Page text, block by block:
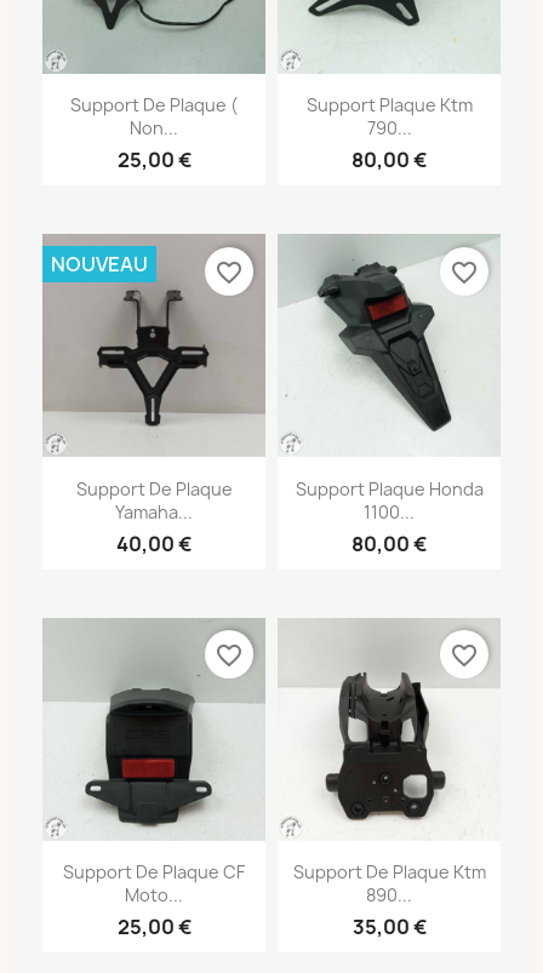
Support De Plaque (
Non...
25,00 €
Support Plaque Ktm
790...
80,00 €
Support De Plaque
Yamaha...
40,00 €
NOUVEAU favorite_border
Support Plaque Honda
1100...
80,00 €
favorite_border
Support De Plaque CF
Moto...
25,00 €
favorite_border
Support De Plaque Ktm
890...
35,00 €
favorite_border